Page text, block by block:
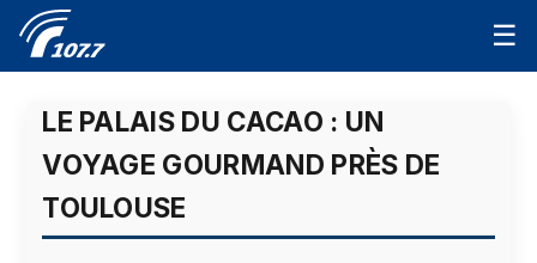
☰
LE PALAIS DU CACAO : UN
VOYAGE GOURMAND PRÈS DE
TOULOUSE